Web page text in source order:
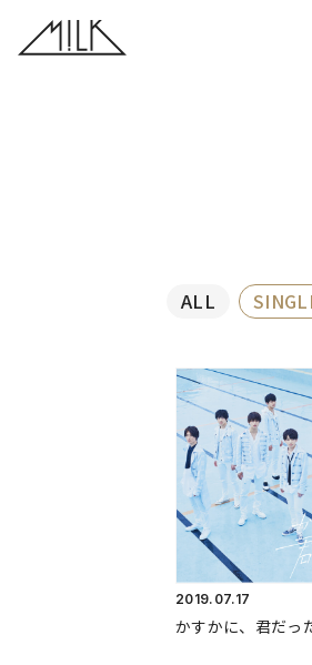
ALL
2019. 07.17
かすかに、君だっ